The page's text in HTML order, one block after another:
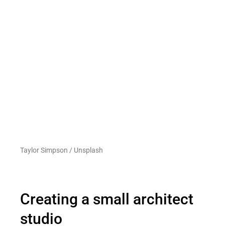
Taylor Simpson / Unsplash
Creating a small architect
studio